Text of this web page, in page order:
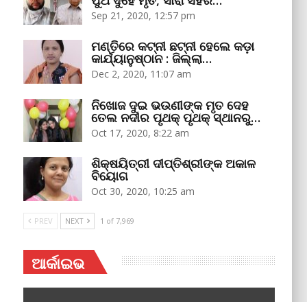
Sep 21, 2020, 12:57 pm
ମଣ୍ତିରେ କଟ୍‌ନୀ ଛଟ୍‌ନୀ ହେଲେ କଡ଼ା
କାର୍ଯ୍ୟାନୁଷ୍ଠାନ : ଜିଲ୍ଲା…
Dec 2, 2020, 11:07 am
ନିଖୋଜ ଦୁଇ ଭଉଣୀଙ୍କ ମୃତ ଦେହ
ତେଲ ନଦୀର ପୃଥକ୍‌ ପୃଥକ୍‌ ସ୍ଥାନରୁ…
Oct 17, 2020, 8:22 am
ଶିକ୍ଷୟିତ୍ରୀ ଦୀପ୍ତିଶ୍ରୀଙ୍କ ଅକାଳ
ବିୟୋଗ
Oct 30, 2020, 10:25 am
PREV NEXT 1 of 7,969
ଆର୍କାଇଭ